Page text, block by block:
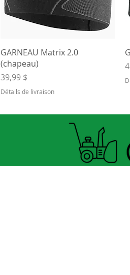
Aperçu rapide
GARNEAU Matrix 2.0
(chapeau)
Prix
39,99 $
Détails de livraison